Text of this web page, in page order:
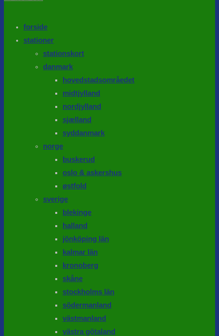
forside
stationer
stationskort
danmark
hovedstadsområedet
midtjylland
nordjylland
sjælland
syddanmark
norge
buskerud
oslo & askershus
østfold
sverige
blekinge
halland
jönköping län
kalmar län
kronoberg
skåne
stockholms län
södermanland
västmanland
västra götaland